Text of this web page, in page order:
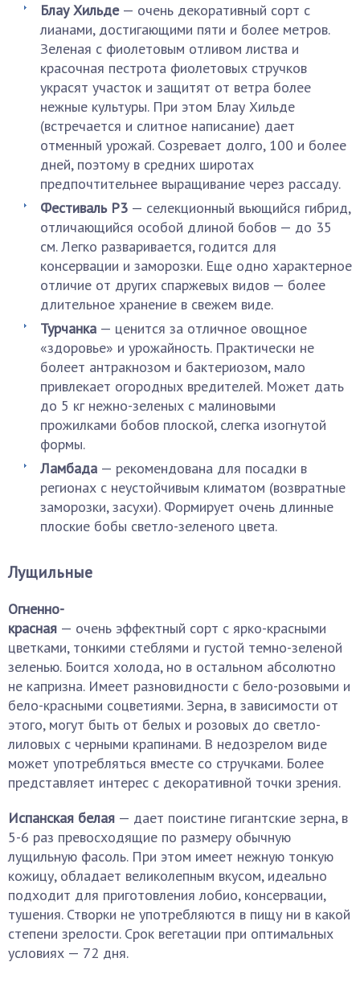
Блау Хильде— очень декоративный сорт с
лианами, достигающими пяти и более метров.
Зеленая с фиолетовым отливом листва и
красочная пестрота фиолетовых стручков
украсят участок и защитят от ветра более
нежные культуры. При этом Блау Хильде
(встречается и слитное написание) дает
отменный урожай. Созревает долго, 100 и более
дней, поэтому в средних широтах
предпочтительнее выращивание через рассаду.
Фестиваль Р3 — селекционный вьющийся гибрид,
отличающийся особой длиной бобов — до 35
см. Легко разваривается, годится для
консервации и заморозки. Еще одно характерное
отличие от других спаржевых видов — более
длительное хранение в свежем виде.
Турчанка — ценится за отличное овощное
«здоровье» и урожайность. Практически не
болеет антракнозом и бактериозом, мало
привлекает огородных вредителей. Может дать
до 5 кг нежно-зеленых с малиновыми
прожилками бобов плоской, слегка изогнутой
формы.
Ламбада — рекомендована для посадки в
регионах с неустойчивым климатом (возвратные
заморозки, засухи). Формирует очень длинные
плоские бобы светло-зеленого цвета.
Лущильные
Огненно-
красная — очень эффектный сорт с ярко-красными
цветками, тонкими стеблями и густой темно-зеленой
зеленью. Боится холода, но в остальном абсолютно
не капризна. Имеет разновидности с бело-розовыми и
бело-красными соцветиями. Зерна, в зависимости от
этого, могут быть от белых и розовых до светло-
лиловых с черными крапинами. В недозрелом виде
может употребляться вместе со стручками. Более
представляет интерес с декоративной точки зрения.
Испанская белая — дает поистине гигантские зерна, в
5-6 раз превосходящие по размеру обычную
лущильную фасоль. При этом имеет нежную тонкую
кожицу, обладает великолепным вкусом, идеально
подходит для приготовления лобио, консервации,
тушения. Створки не употребляются в пищу ни в какой
степени зрелости. Срок вегетации при оптимальных
условиях — 72 дня.